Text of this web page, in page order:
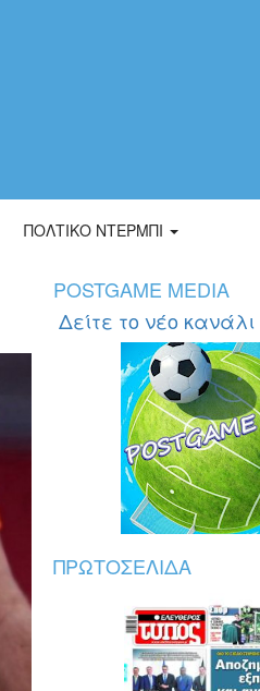
ΠΟΛΤΙΚΌ ΝΤΈΡΜΠΙ
POSTGAME MEDIA
Δείτε το νέο κανάλι
ΠΡΩΤΟΣΈΛΙΔΑ